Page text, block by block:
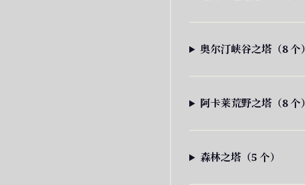
奥尔汀峡谷之塔（8 个）
阿卡莱荒野之塔（8 个）
森林之塔（5 个）